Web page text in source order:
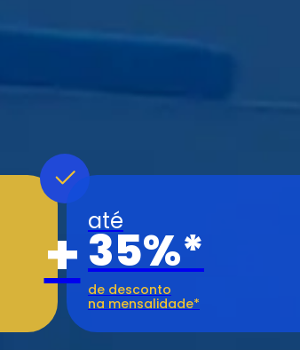
+ até
35%*
de desconto
na mensalidade*